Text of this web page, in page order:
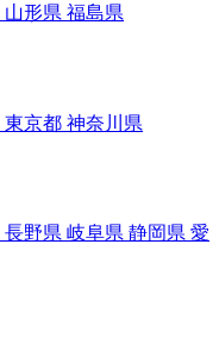
山形県 福島県
東京都 神奈川県
長野県 岐阜県 静岡県 愛